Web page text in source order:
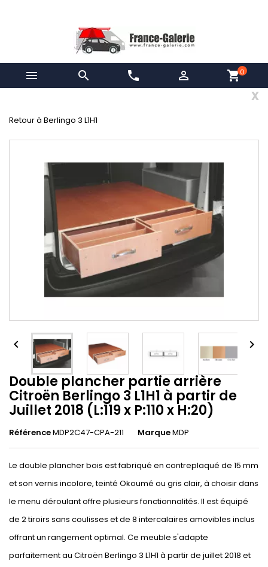
  phone  shopping_cart0
x
Retour à Berlingo 3 L1H1
 
Double plancher partie arrière
Citroën Berlingo 3 L1H1 à partir de
Juillet 2018 (L:119 x P:110 x H:20)
RéférenceMDP2C47-CPA-211 MarqueMDP
Le double plancher bois est fabriqué en contreplaqué de 15 mm
et son vernis incolore, teinté Okoumé ou gris clair, à choisir dans
le menu déroulant offre plusieurs fonctionnalités. Il est équipé
de 2 tiroirs sans coulisses et de 8 intercalaires amovibles inclus
offrant un rangement optimal. Ce meuble s'adapte
parfaitement au Citroën Berlingo 3 L1H1 à partir de juillet 2018 et